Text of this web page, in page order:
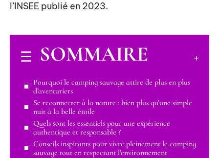
l’INSEE publié en 2023.
SOMMAIRE
Pourquoi le camping sauvage attire de plus en plus
d’aventuriers
Se reconnecter à la nature : bien plus qu’une simple
nuit à la belle étoile
Quels sont les essentiels pour une expérience
authentique et responsable ?
Conseils inspirants pour vivre pleinement le camping
sauvage tout en respectant l’environnement